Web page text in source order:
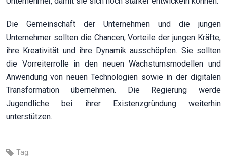
Die Gemeinschaft der Unternehmen und die jungen
Unternehmer sollten die Chancen, Vorteile der jungen Kräfte,
ihre Kreativität und ihre Dynamik ausschöpfen. Sie sollten
die Vorreiterrolle in den neuen Wachstumsmodellen und
Anwendung von neuen Technologien sowie in der digitalen
Transformation übernehmen. Die Regierung werde
Jugendliche bei ihrer Existenzgründung weiterhin
unterstützen.
Tag: